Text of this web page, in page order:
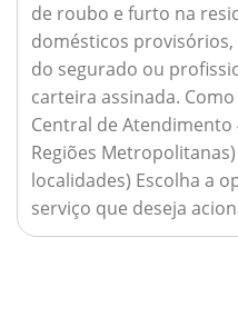
de roubo e furto na
domésticos
do segurado ou
carteira assinada.
Central de Atendimento
Regiões
localidades) Escolha a
serviço que deseja